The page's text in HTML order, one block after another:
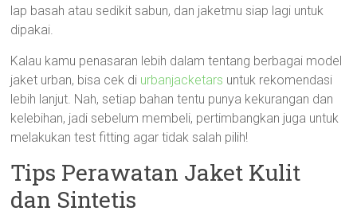
lap basah atau sedikit sabun, dan jaketmu siap lagi untuk
dipakai.
Kalau kamu penasaran lebih dalam tentang berbagai model
jaket urban, bisa cek di urbanjacketars untuk rekomendasi
lebih lanjut. Nah, setiap bahan tentu punya kekurangan dan
kelebihan, jadi sebelum membeli, pertimbangkan juga untuk
melakukan test fitting agar tidak salah pilih!
Tips Perawatan Jaket Kulit
dan Sintetis